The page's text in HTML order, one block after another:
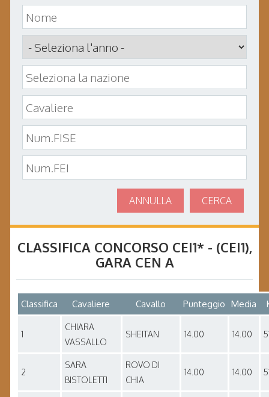
CERCA
ANNULLA
CLASSIFICA CONCORSO CEI1* - (CEI1),
GARA CEN A
Classifica Cavaliere Cavallo Punteggio Media
1
CHIARA
VASSALLO
SHEITAN 14.00 14.00
2
SARA
BISTOLETTI
ROVO DI
CHIA
14.00 14.00